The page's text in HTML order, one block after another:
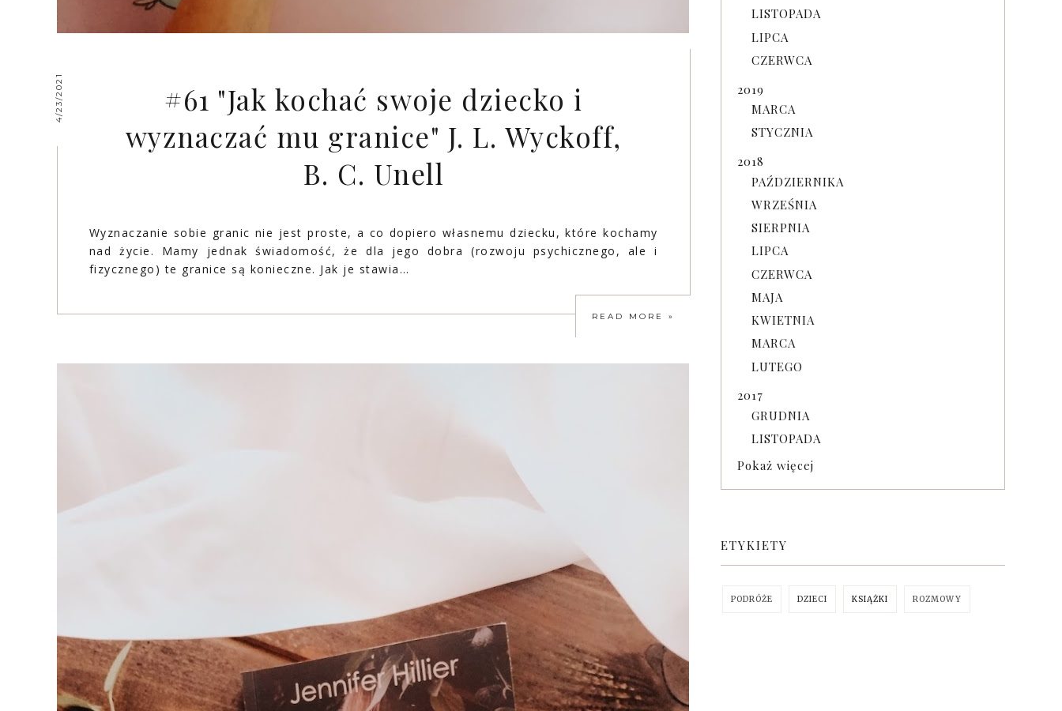
4/23/2021
#61 "Jak kochać swoje dziecko i
wyznaczać mu granice" J. L. Wyckoff,
B. C. Unell
Wyznaczanie sobie granic nie jest proste, a co dopiero własnemu dziecku, które kochamy
nad życie. Mamy jednak świadomość, że dla jego dobra (rozwoju psychicznego, ale i
fizycznego) te granice są konieczne. Jak je stawia…
READ MORE »
LISTOPADA
LIPCA
CZERWCA
2019
MARCA
STYCZNIA
2018
PAŹDZIERNIKA
WRZEŚNIA
SIERPNIA
LIPCA
CZERWCA
MAJA
KWIETNIA
MARCA
LUTEGO
2017
GRUDNIA
LISTOPADA
Pokaż więcej
ETYKIETY
PODRÓŻE DZIECI KSIĄŻKI ROZMOWY